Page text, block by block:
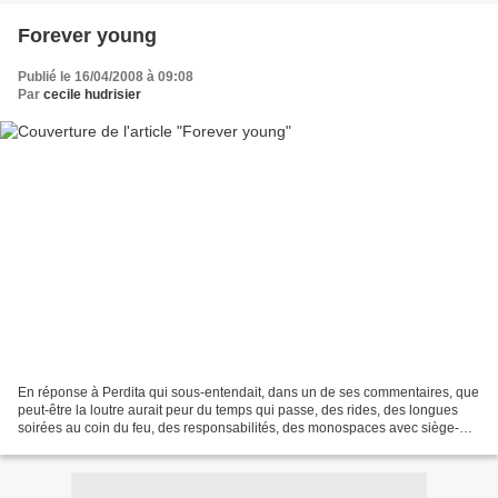
Forever young
Publié le 16/04/2008 à 09:08
Par cecile hudrisier
En réponse à Perdita qui sous-entendait, dans un de ses commentaires, que
peut-être la loutre aurait peur du temps qui passe, des rides, des longues
soirées au coin du feu, des responsabilités, des monospaces avec siège-